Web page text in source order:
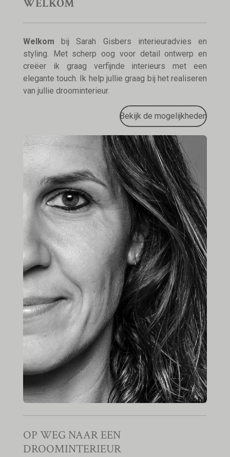
WELKOM
Welkom bij Sarah Gisbers interieuradvies en
styling. Met scherp oog voor detail ontwerp en
creëer ik graag verfijnde interieurs met een
elegante touch. Ik help jullie graag bij het realiseren
van jullie droominterieur.
Bekijk de mogelijkheden
OP WEG NAAR EEN
DROOMINTERIEUR